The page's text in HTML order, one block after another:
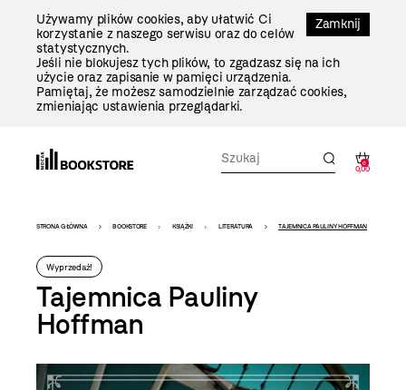
Zamknij
Używamy plików cookies, aby ułatwić Ci
korzystanie z naszego serwisu oraz do celów
statystycznych.
Jeśli nie blokujesz tych plików, to zgadzasz się na ich
użycie oraz zapisanie w pamięci urządzenia.
Pamiętaj, że możesz samodzielnie zarządzać cookies,
zmieniając ustawienia przeglądarki.
0
0,00
Bookstore
-
szablon
szczegóły
STRONA GŁÓWNA BOOKSTORE KSIĄŻKI LITERATURA TAJEMNICA PAULINY HOFFMAN
Wyprzedaż!
Tajemnica Pauliny
Hoffman